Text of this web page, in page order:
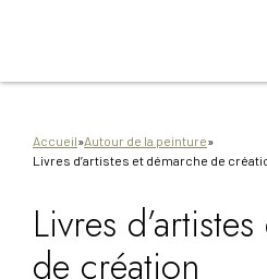
principal
navigation
Accueil»Autour de la peinture»
Livres d’artistes et démarche de
Livres
de création